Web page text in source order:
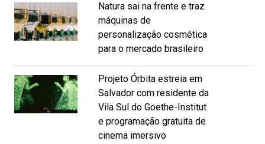
Natura sai na frente e traz
máquinas de
personalização cosmética
para o mercado brasileiro
Projeto Órbita estreia em
Salvador com residente da
Vila Sul do Goethe-Institut
e programação gratuita de
cinema imersivo